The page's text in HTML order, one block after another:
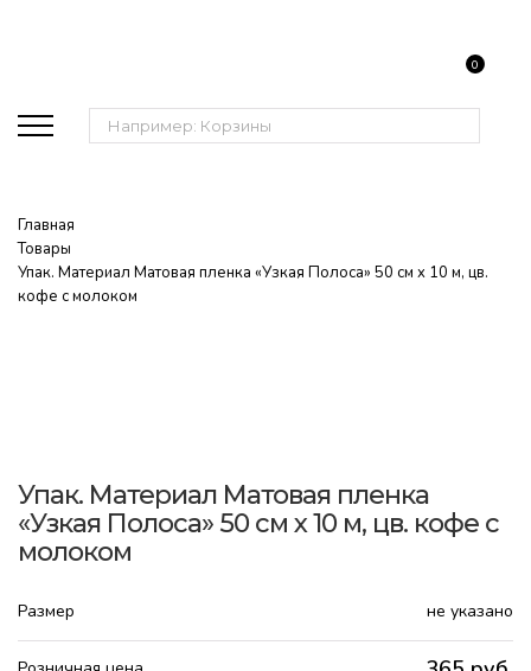
Поиск:
0
Главная
Товары
Упак. Материал Матовая пленка «Узкая Полоса» 50 см x 10 м, цв.
кофе с молоком
Упак. Материал Матовая пленка
«Узкая Полоса» 50 см x 10 м, цв. кофе с
молоком
Размер не указано